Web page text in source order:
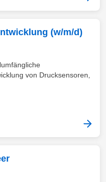
(w/m/d)
von Drucksensoren,